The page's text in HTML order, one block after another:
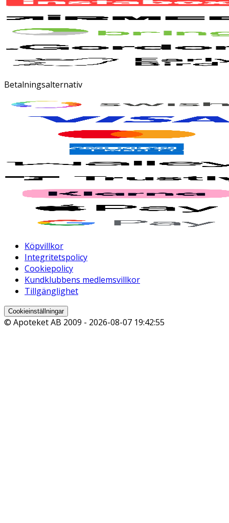
Betalningsalternativ
Köpvillkor
Integritetspolicy
Cookiepolicy
Kundklubbens medlemsvillkor
Tillgänglighet
Cookieinställningar
© Apoteket AB 2009 - 2026-08-07 19:42:55